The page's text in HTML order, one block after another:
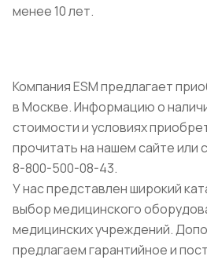
менее 10 лет.
Компания ESM предлагает
в Москве. Информацию о
стоимости и условиях
прочитать на нашем сайте или
8-800-500-08-43.
У нас представлен широкий
выбор медицинского
медицинских учреждений.
предлагаем гарантийное и